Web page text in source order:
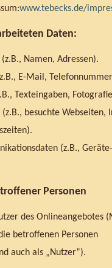
www.tebecks.de/
Daten:
Namen, Adressen).
E-Mail,
Texteingaben,
besuchte Webseiten,
(z.B.,
Personen
des Onlineangebotes
betroffenen Personen
auch als „Nutzer“).